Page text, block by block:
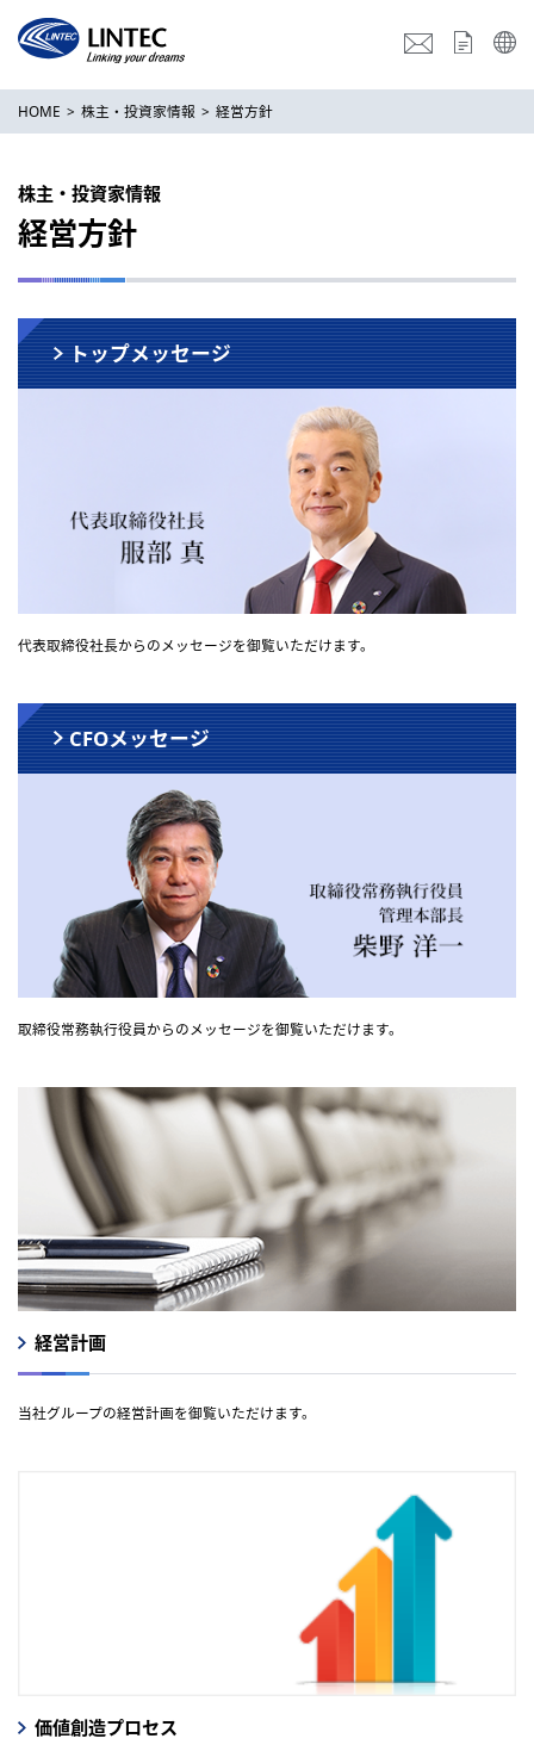
HOME 株主・投資家情報 経営方針
株主・投資家情報
経営方針
トップメッセージ
代表取締役社長からのメッセージを御覧いただけます。
CFOメッセージ
取締役常務執行役員からのメッセージを御覧いただけます。
経営計画
当社グループの経営計画を御覧いただけます。
価値創造プロセス